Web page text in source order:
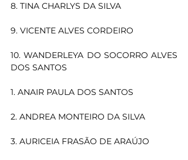
8. TINA CHARLYS DA SILVA
9. VICENTE ALVES CORDEIRO
10. WANDERLEYA DO SOCORRO ALVES
DOS SANTOS
1. ANAIR PAULA DOS SANTOS
2. ANDREA MONTEIRO DA SILVA
3. AURICEIA FRASÃO DE ARAÚJO